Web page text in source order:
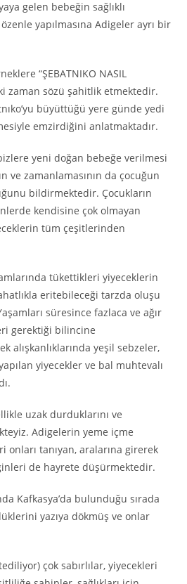
gelen bebeğin sağlıklı
yapılmasına Adigeler ayrı bir
“ŞEBATNIKO NASIL
zaman sözü şahitlik etmektedir.
büyüttüğü yere günde yedi
emzirdiğini anlatmaktadır.
yeni doğan bebeğe verilmesi
ve zamanlamasının da çocuğun
bildirmektedir. Çocukların
kendisine çok olmayan
tüm çeşitlerinden
tükettikleri yiyeceklerin
eritebileceği tarzda oluşu
süresince fazlaca ve ağır
gerektiği bilincine
alışkanlıklarında yeşil sebzeler,
yiyecekler ve bal muhtevalı
uzak durduklarını ve
Adigelerin yeme içme
onları tanıyan, aralarına girerek
de hayrete düşürmektedir.
Kafkasya’da bulunduğu sırada
yazıya dökmüş ve onlar
çok sabırlılar, yiyecekleri